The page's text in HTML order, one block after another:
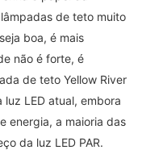
de teto muito
boa, é mais
não é forte, é
de teto Yellow River
luz LED atual, embora
energia, a maioria das
da luz LED PAR.